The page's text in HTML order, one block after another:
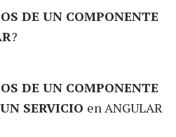
DE UN COMPONENTE
?
DE UN COMPONENTE
SERVICIO en ANGULAR